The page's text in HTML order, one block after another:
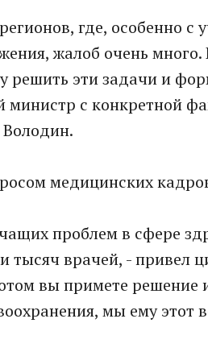
где, особенно с
жалоб очень
решить эти задачи и
министр с конкретной
Володин.
медицинских
проблем в сфере
тысяч врачей, - привел
вы примете решение
мы ему этот